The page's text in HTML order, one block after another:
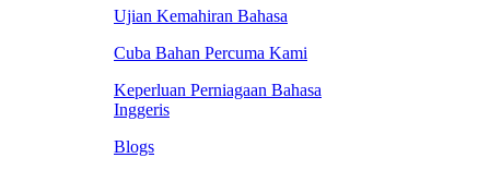
Ujian Kemahiran Bahasa
Cuba Bahan Percuma Kami
Keperluan Perniagaan Bahasa
Inggeris
Blogs